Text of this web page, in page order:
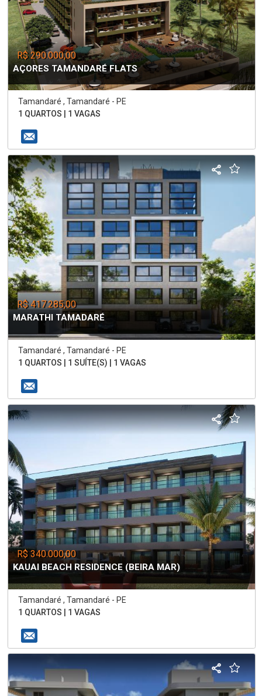
R$ 290.000,00
AÇORES TAMANDARÉ FLATS
Tamandaré , Tamandaré - PE
1 QUARTOS | 1 VAGAS
R$ 417.285,00
MARATHI TAMADARÉ
Tamandaré , Tamandaré - PE
1 QUARTOS | 1 SUÍTE(S) | 1 VAGAS
R$ 340.000,00
KAUAI BEACH RESIDENCE (BEIRA MAR)
Tamandaré , Tamandaré - PE
1 QUARTOS | 1 VAGAS